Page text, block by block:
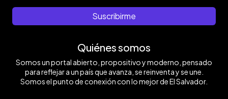
Suscribirme
Quiénes somos
Somos un portal abierto, propositivo y moderno, pensado
para reflejar a un país que avanza, se reinventa y se une.
Somos el punto de conexión con lo mejor de El Salvador.